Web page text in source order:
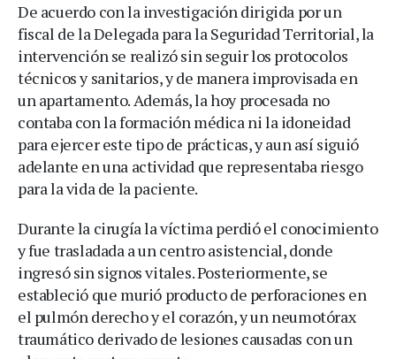
De acuerdo con la investigación dirigida por un
fiscal de la Delegada para la Seguridad Territorial, la
intervención se realizó sin seguir los protocolos
técnicos y sanitarios, y de manera improvisada en
un apartamento. Además, la hoy procesada no
contaba con la formación médica ni la idoneidad
para ejercer este tipo de prácticas, y aun así siguió
adelante en una actividad que representaba riesgo
para la vida de la paciente.
Durante la cirugía la víctima perdió el conocimiento
y fue trasladada a un centro asistencial, donde
ingresó sin signos vitales. Posteriormente, se
estableció que murió producto de perforaciones en
el pulmón derecho y el corazón, y un neumotórax
traumático derivado de lesiones causadas con un